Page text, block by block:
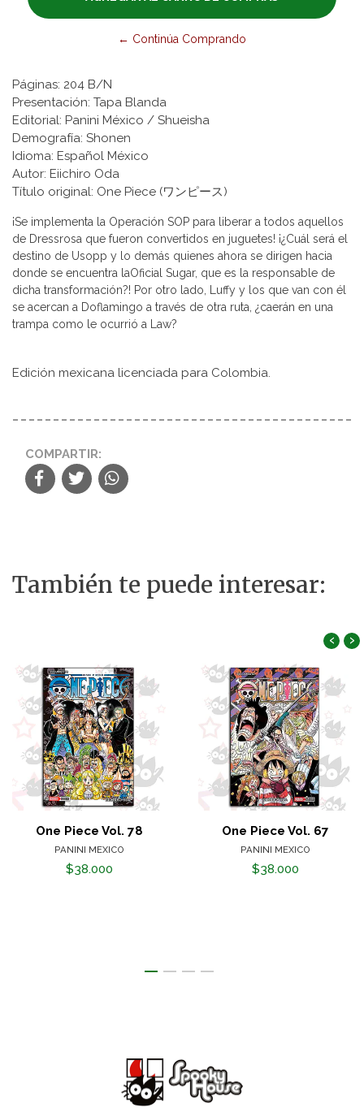
← Continúa Comprando
Páginas: 204 B/N
Presentación: Tapa Blanda
Editorial: Panini México / Shueisha
Demografía: Shonen
Idioma: Español México
Autor: Eiichiro Oda
Título original: One Piece (ワンピース)
¡Se implementa la Operación SOP para liberar a todos aquellos
de Dressrosa que fueron convertidos en juguetes! ¡¿Cuál será el
destino de Usopp y lo demás quienes ahora se dirigen hacia
donde se encuentra laOficial Sugar, que es la responsable de
dicha transformación?! Por otro lado, Luffy y los que van con él
se acercan a Doflamingo a través de otra ruta, ¿caerán en una
trampa como le ocurrió a Law?
Edición mexicana licenciada para Colombia.
COMPARTIR:
También te puede interesar:
One Piece Vol. 78
PANINI MEXICO
$38.000
One Piece Vol. 67
PANINI MEXICO
$38.000
‹ ›